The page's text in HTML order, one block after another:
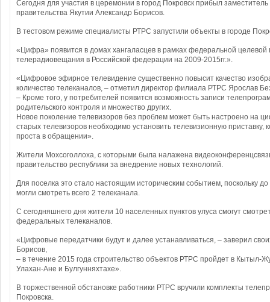
Сегодня для участия в церемонии в город Покровск прибыл
правительства Якутии Александр Борисов.
В тестовом режиме специалисты РТРС запустили объекты в городе
«Цифра» появится в домах хангаласцев в рамках федеральной
телерадиовещания в Российской федерации на 2009-2015гг.».
«Цифровое эфирное телевидение существенно повысит качество
количество телеканалов, – отметил директор филиала РТРС Ярослав
– Кроме того, у потребителей появится возможность записи
родительского контроля и множество других.
Новое поколение телевизоров без проблем может быть настроено на
старых телевизоров необходимо установить телевизионную приставку,
проста в обращении».
Жители Мохсоголлоха, с которыми была налажена
правительство республики за внедрение новых технологий.
Для поселка это стало настоящим историческим событием, поскольку
могли смотреть всего 2 телеканала.
С сегодняшнего дня жители 10 населенных пунктов улуса смогут
федеральных телеканалов.
«Цифровые передатчики будут и далее устанавливаться, – заверил
Борисов,
– в течение 2015 года строительство объектов РТРС пройдет в Кытыл-
Улахан-Ане и Булгунняхтахе».
В торжественной обстановке работники РТРС вручили комплекты
Покровска.